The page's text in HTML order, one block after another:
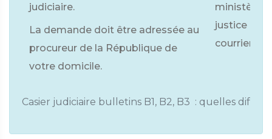
Casier judiciaire bulletins B1, B2, B3 : quelles
judiciaire.
La demande doit être adressée au
procureur de la République de
votre domicile.
ministère
justice ou
courrier.